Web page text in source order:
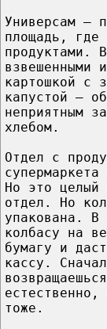
Универсам –
площадь, где
продуктами.
взвешенными
картошкой с
капустой –
неприятным
хлебом.
Отдел с
Но это целый
отдел. Но
упакована. В
колбасу на
бумагу и
кассу.
тоже.